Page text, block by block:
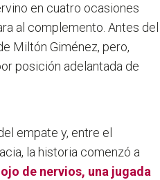
en cuatro ocasiones
al complemento. Antes del
Miltón Giménez, pero,
posición adelantada de
empate y, entre el
la historia comenzó a
de nervios, una jugada